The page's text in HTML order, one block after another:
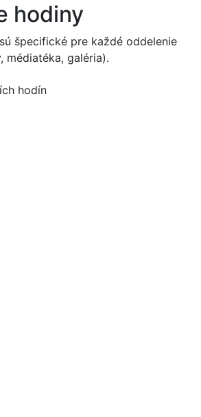
hodiny
špecifické pre každé oddelenie
médiatéka, galéria).
hodín